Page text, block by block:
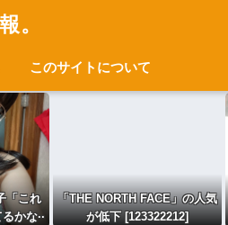
。
このサイトについて
「これ
かな··
「THE NORTH FACE」の人気
が低下 [123322212]